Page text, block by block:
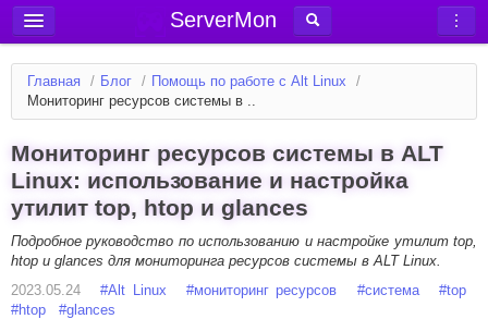
ServerMon
Добавить сервер
Мониторинг серверов
Статьи
Форум
Вход в аккаунт
Главная / Блог / Помощь по работе с Alt Linux
/
Мониторинг ресурсов системы в ..
Мониторинг ресурсов системы в ALT
Linux: использование и настройка
утилит top, htop и glances
Подробное руководство по использованию и настройке утилит top,
htop и glances для мониторинга ресурсов системы в ALT Linux.
2023.05.24
#Alt Linux #мониторинг ресурсов #система #top
#htop #glances